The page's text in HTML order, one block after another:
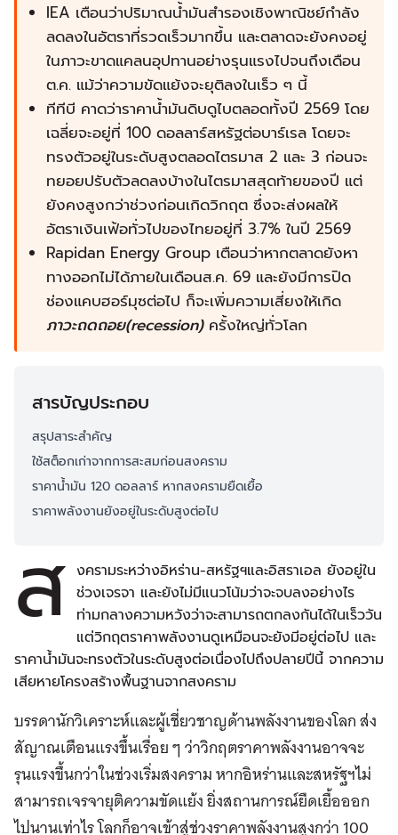
IEA เตือนว่าปริมาณน้ำมันสำรองเชิงพาณิชย์กำลัง
ลดลงในอัตราที่รวดเร็วมากขึ้น และตลาดจะยังคงอยู่
ในภาวะขาดแคลนอุปทานอย่างรุนแรงไปจนถึงเดือน
ต.ค. แม้ว่าความขัดแย้งจะยุติลงในเร็ว ๆ นี้
ทีทีบี คาดว่าราคาน้ำมันดิบดูไบตลอดทั้งปี 2569 โดย
เฉลี่ยจะอยู่ที่ 100 ดอลลาร์สหรัฐต่อบาร์เรล โดยจะ
ทรงตัวอยู่ในระดับสูงตลอดไตรมาส 2 และ 3 ก่อนจะ
ทยอยปรับตัวลดลงบ้างในไตรมาสสุดท้ายของปี แต่
ยังคงสูงกว่าช่วงก่อนเกิดวิกฤต ซึ่งจะส่งผลให้
อัตราเงินเฟ้อทั่วไปของไทยอยู่ที่ 3.7% ในปี 2569
Rapidan Energy Group เตือนว่าหากตลาดยังหา
ทางออกไม่ได้ภายในเดือนส.ค. 69 และยังมีการปิด
ช่องแคบฮอร์มุซต่อไป ก็จะเพิ่มความเสี่ยงให้เกิด
ภาวะถดถอย(recession) ครั้งใหญ่ทั่วโลก
สารบัญประกอบ
สรุปสาระสำคัญ
ใช้สต็อกเก่าจากการสะสมก่อนสงคราม
ราคาน้ำมัน 120 ดอลลาร์ หากสงครามยืดเยื้อ
ราคาพลังงานยังอยู่ในระดับสูงต่อไป
ส งครามระหว่างอิหร่าน-สหรัฐฯและอิสราเอล ยังอยู่ใน
ช่วงเจรจา และยังไม่มีแนวโน้มว่าจะจบลงอย่างไร
ท่ามกลางความหวังว่าจะสามารถตกลงกันได้ในเร็ววัน
แต่วิกฤตราคาพลังงานดูเหมือนจะยังมีอยู่ต่อไป และ
ราคาน้ำมันจะทรงตัวในระดับสูงต่อเนื่องไปถึงปลายปีนี้ จากความ
เสียหายโครงสร้างพื้นฐานจากสงคราม
บรรดานักวิเคราะห์และผู้เชี่ยวชาญด้านพลังงานของโลก ส่ง
สัญาณเตือนแรงขึ้นเรื่อย ๆ ว่าวิกฤตราคาพลังงานอาจจะ
รุนแรงขึ้นกว่าในช่วงเริ่มสงคราม หากอิหร่านและสหรัฐฯไม่
สามารถเจรจายุติความขัดแย้ง ยิ่งสถานการณ์ยืดเยื้อออก
ไปนานเท่าไร โลกก็อาจเข้าสู่ช่วงราคาพลังงานสูงกว่า 100